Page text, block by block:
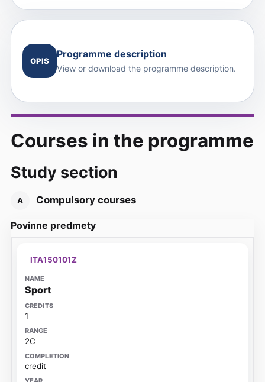
OPIS
Programme description
View or download the programme description.
Courses in the programme
Study section
A Compulsory courses
Povinne predmety
ITA150101Z
Sport
1
2C
credit